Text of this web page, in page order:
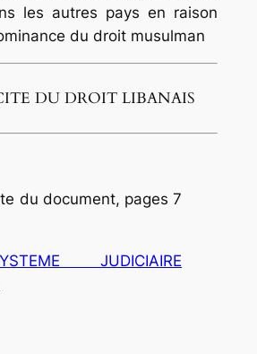
les autres pays en raison
du droit musulman
DU DROIT LIBANAIS
du document, pages 7
JUDICIAIRE